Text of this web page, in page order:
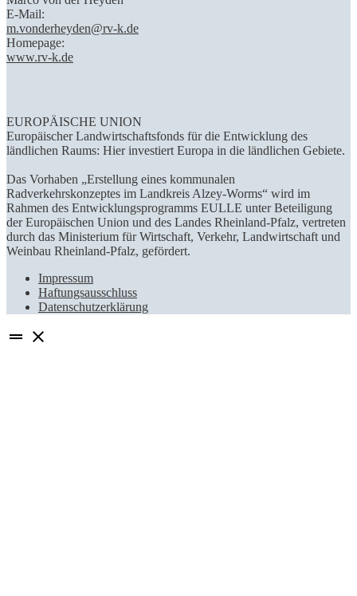
E-Mail:
m.vonderheyden@rv-k.de
Homepage:
www.rv-k.de
EUROPÄISCHE UNION
Europäischer Landwirtschaftsfonds für die Entwicklung des
ländlichen Raums: Hier investiert Europa in die ländlichen Gebiete.
Das Vorhaben „Erstellung eines kommunalen
Radverkehrskonzeptes im Landkreis Alzey-Worms“ wird im
Rahmen des Entwicklungsprogramms EULLE unter Beteiligung
der Europäischen Union und des Landes Rheinland-Pfalz, vertreten
durch das Ministerium für Wirtschaft, Verkehr, Landwirtschaft und
Weinbau Rheinland-Pfalz, gefördert.
Impressum
Haftungsausschluss
Datenschutzerklärung
drag_handle close